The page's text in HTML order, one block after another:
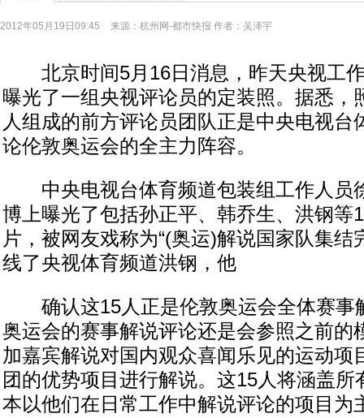
2012年05月19日09:45 来源： 杭州网-都市快报 作者：吴泽宇
北京时间5月16日消息，昨天央视工
曝光了一组央视评论员的定装照。据悉，
人组成的前方评论员团队正是中央电视台
论伦敦奥运会的全主力阵容。
中央电视台体育频道包装组工作人员
博上曝光了包括孙正平、韩乔生、洪钢等
片，被网友戏称为“(奥运)解说国家队集结
线了央视体育频道洪钢，他
确认这15人正是伦敦奥运会全体赛事
奥运会的赛事解说评论还是会参照之前的
加嘉宾解说对国内观众喜闻乐见的运动项
团的优势项目进行解说。这15人将涵盖所
本以他们在日常工作中解说评论的项目为